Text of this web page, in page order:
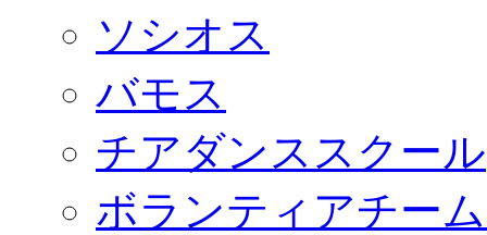
ソシオス
バモス
チアダンススクール
ボランティアチー